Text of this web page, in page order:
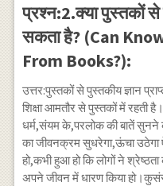
प्रश्न:2.क्या पुस्तकों से
सकता है? (Can
From Books?):
उत्तर:पुस्तकों से पुस्तकीय ज्ञान
शिक्षा आमतौर से पुस्तकों में रहती
धर्म,संयम के,परलोक की बातें सुनने
का जीवनक्रम सुधरेगा,ऊंचा उठेगा
हो,कभी हुआ हो कि लोगों ने
अपने जीवन में धारण किया